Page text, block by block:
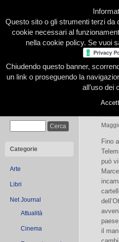
Home Presentazione
Categorie
Arte
Libri
Net Journal
Attualità
Cinema
Le
Fino
può
il
Questo sito o gli strumenti terzi da
cookie necessari al
nella cookie policy. Se vuoi
Chiudendo questo banner,
un link o proseguendo la
all’uso dei